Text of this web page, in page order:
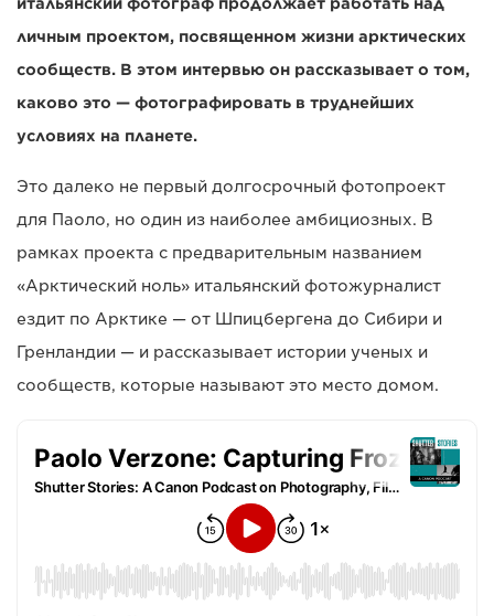
личным проектом, посвященном жизни арктических
сообществ. В этом интервью он рассказывает о том,
каково это — фотографировать в труднейших
условиях на планете.
Это далеко не первый долгосрочный фотопроект
для Паоло, но один из наиболее амбициозных. В
рамках проекта с предварительным названием
«Арктический ноль» итальянский фотожурналист
ездит по Арктике — от Шпицбергена до Сибири и
Гренландии — и рассказывает истории ученых и
сообществ, которые называют это место домом.